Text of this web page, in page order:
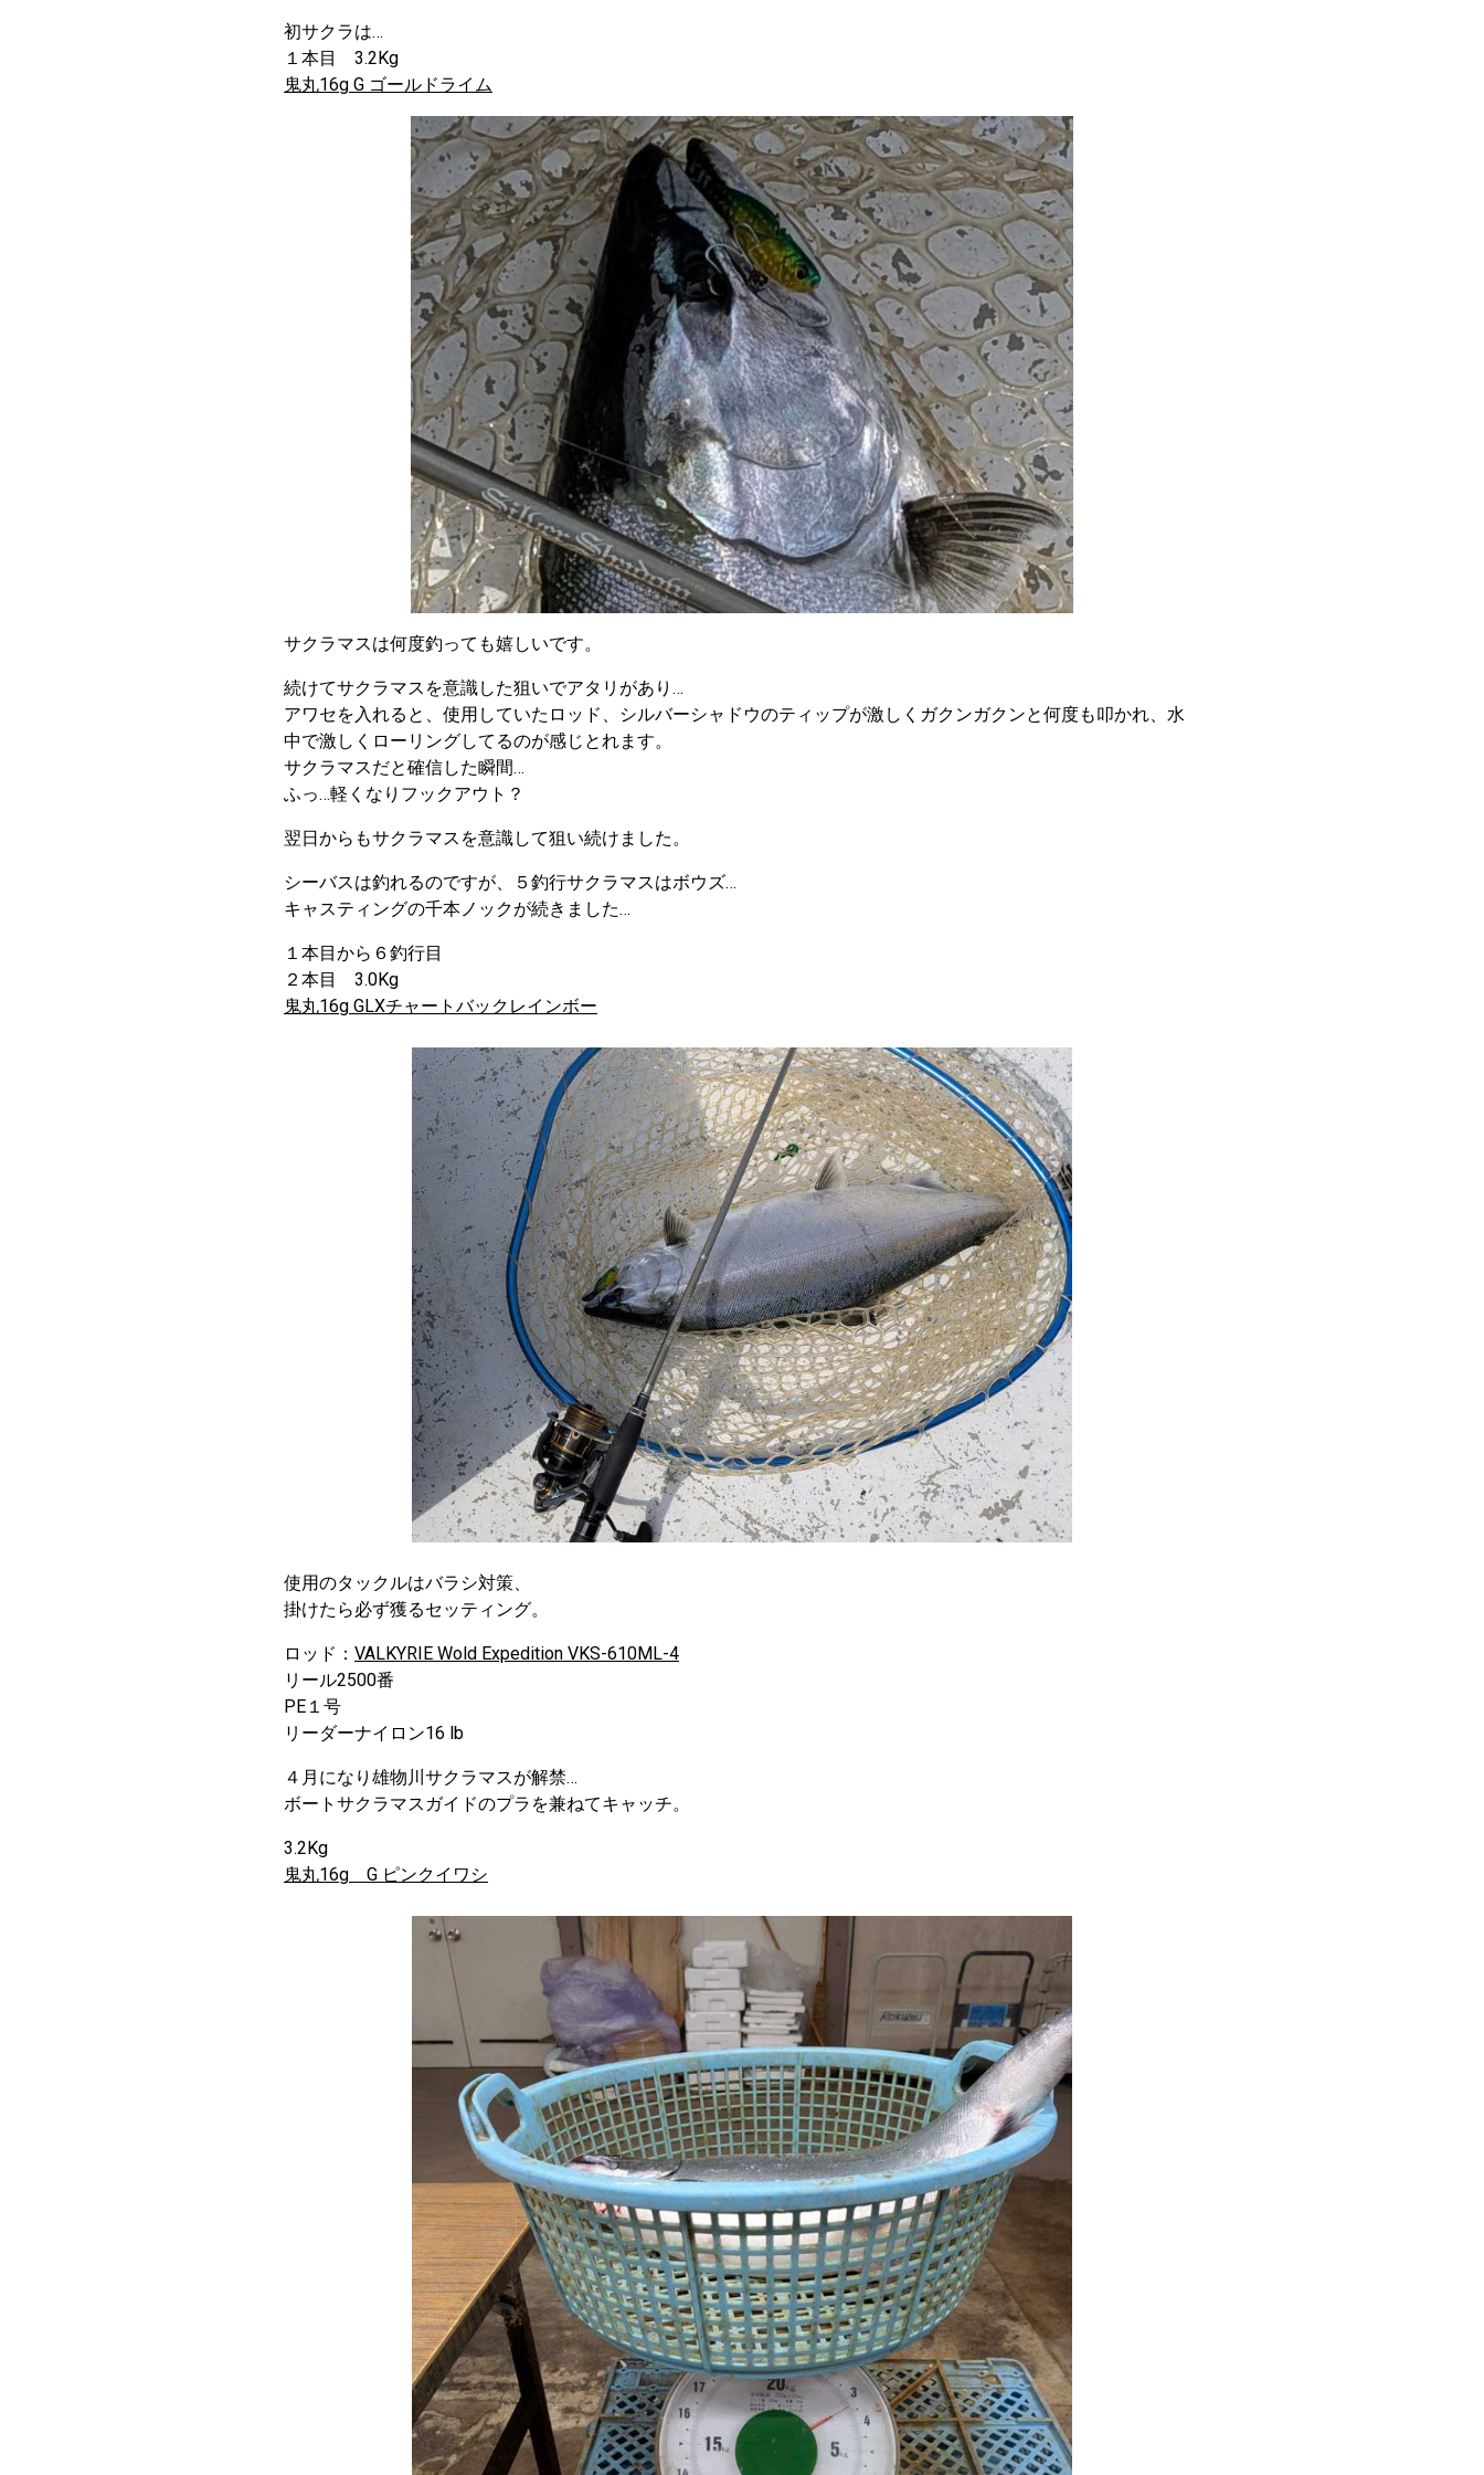
初サクラは…
１本目 3.2Kg
鬼丸16g G ゴールドライム
サクラマスは何度釣っても嬉しいです。
続けてサクラマスを意識した狙いでアタリがあり…
アワセを入れると、使用していたロッド、シルバーシャドウのティップが激しくガクンガクンと何度も叩かれ、水
中で激しくローリングしてるのが感じとれます。
サクラマスだと確信した瞬間…
ふっ…軽くなりフックアウト？
翌日からもサクラマスを意識して狙い続けました。
シーバスは釣れるのですが、５釣行サクラマスはボウズ…
キャスティングの千本ノックが続きました…
１本目から６釣行目
２本目 3.0Kg
鬼丸16g GLXチャートバックレインボー
使用のタックルはバラシ対策、
掛けたら必ず獲るセッティング。
ロッド： VALKYRIE Wold Expedition VKS-610ML-4
リール2500番
PE１号
リーダーナイロン16 lb
４月になり雄物川サクラマスが解禁…
ボートサクラマスガイドのプラを兼ねてキャッチ。
3.2Kg
鬼丸16g G ピンクイワシ